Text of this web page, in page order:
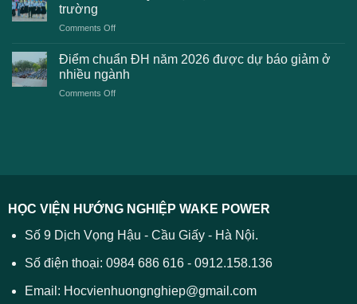
tuyển
ĐH
Đại
Công
thương
trường
Comments Offon
sàn
xét
tuyển
Đại
Điểm chuẩn ĐH năm 2026 được dự báo giảm ở
nhiều ngành
Comments Offon
giảm
nhiều
HỌC VIỆN HƯỚNG NGHIỆP WAKE POWER
Số 9 Dịch Vọng Hậu - Cầu Giấy - Hà Nội.
Số điện thoại: 0984 686 616 - 0912.158.136
Email: Hocvienhuongnghiep@gmail.com